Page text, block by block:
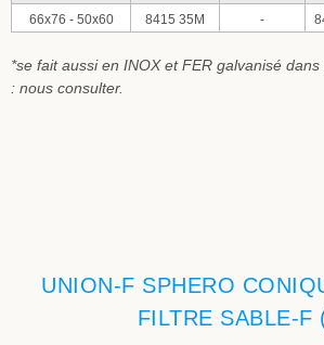
66x76 - 50x60
8415 35M -
*se fait aussi en INOX et FER galvanisé
: nous consulter.
UNION-F SPHERO
FILTRE SABLE-F